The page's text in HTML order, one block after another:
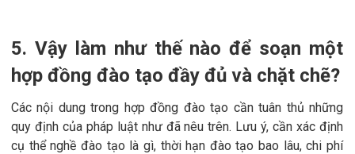
5. Vậy làm như thế nào để soạn một
hợp đồng đào tạo đầy đủ và chặt chẽ?
Các nội dung trong hợp đồng đào tạo cần tuân thủ những
quy định của pháp luật như đã nêu trên. Lưu ý, cần xác định
cụ thể nghề đào tạo là gì, thời hạn đào tạo bao lâu, chi phí